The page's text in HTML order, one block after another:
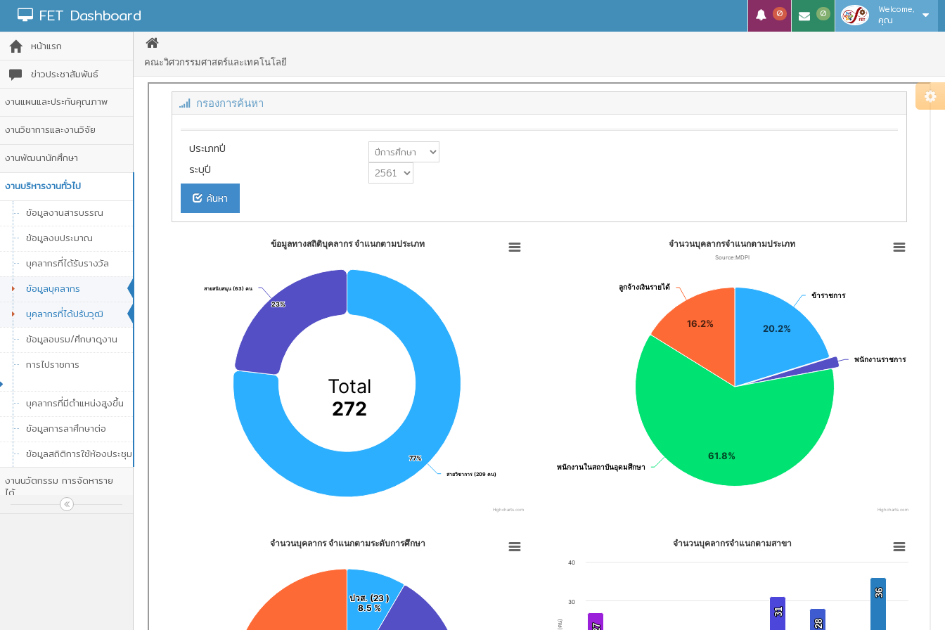
FET Dashboard 0 0 Welcome,
คุณ
หน้าแรก
ข่าวประชาสัมพันธ์
งานแผนและประกันคุณภาพ
งานวิชาการและงานวิจัย
งานพัฒนานักศึกษา
งานบริหารงานทั่วไป
ข้อมูลงานสารบรรณ
ข้อมูลงบประมาณ
บุคลากรที่ได้รับรางวัล
ข้อมูลบุคลากร
บุคลากรที่ได้ปรับวุฒิ
ข้อมูลอบรม/ศึกษาดูงาน
การไปราชการ
บุคลากรที่มีตำแหน่งสูงขึ้น
ข้อมูลการลาศึกษาต่อ
ข้อมูลสถิติการใช้ห้องประชุม
งานนวัตกรรม การจัดหาราย
ได้
คณะวิศวกรรมศาสตร์และเทคโนโลยี